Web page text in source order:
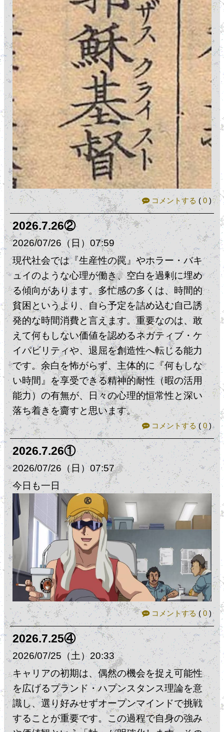
コメントする(0 )
2026.7.26②
2026 07 26 （日）07:59
現代社会では『生産性の罠』やホラー・バキ
ュイのような心理が働き、空白を過剰に埋め
る傾向があります。多忙感の多くは、時間的
貧困というより、自ら予定を詰め込む自己誘
発的な時間消費と言えます。​重要なのは、敢
えて何もしない価値を認めるネガティブ・ケ
イパビリティや、退屈を創造性へ転じる能力
です。余白を怖がらず、主体的に『何もしな
い時間』を享受できる精神的耐性（暇の活用
能力）の有無が、日々の心理的恒常性と深い
落ち着きを齎すと思います。
コメントする( 0)
2026.7.26①
2026 07 26 （日）07:57
今日も一日
コメントする( 0)
2026.7.25④
2026 07 25 （土） 20:33
キャリアの初期は、偶然の機会を捉え可能性
を広げるプランド・ハプンスタンス理論を意
識し、選り好みせずオープンマインドで挑戦
することが重要です。この過程で自身の強み